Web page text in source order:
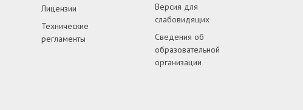
Лицензии
Технические
регламенты
Версия для
слабовидящих
Сведения об
образовательной
организации